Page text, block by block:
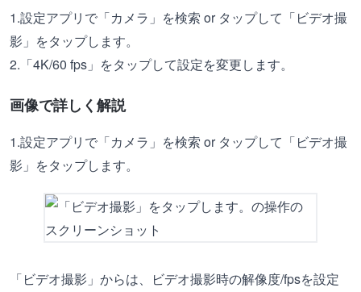
1.設定アプリで「カメラ」を検索 or タップして「ビデオ撮
影」をタップします。
2.「4K/60 fps」をタップして設定を変更します。
画像で詳しく解説
1.設定アプリで「カメラ」を検索 or タップして「ビデオ撮
影」をタップします。
「ビデオ撮影」からは、ビデオ撮影時の解像度/fpsを設定